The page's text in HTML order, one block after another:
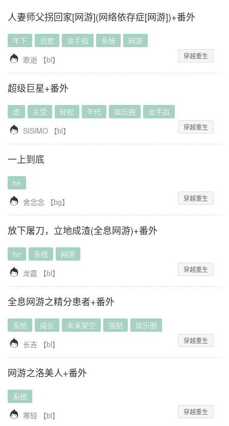
人妻师父拐回家[网游](网络依存症[网游])+番外
年下 治愈 金手指 系统 网游
 歌逝 【bl】 穿越重生
超级巨星+番外
虐 主受 轻松 年代 娱乐圈 金手指
 SISIMO 【bl】 穿越重生
一上到底
he
 舍念念 【bg】 穿越重生
放下屠刀，立地成渣(全息网游)+番外
he 系统 网游
 龙霆 【bl】 穿越重生
全息网游之精分患者+番外
系统 成长 未来架空 强制 娱乐圈
 长吉 【bl】 穿越重生
网游之洛美人+番外
系统
 寒轻 【bl】 穿越重生